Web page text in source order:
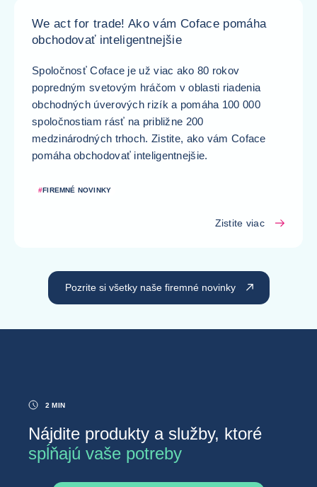
Pozrite si všetky naše firemné novinky
We act for trade! Ako vám Coface pomáha
obchodovať inteligentnejšie
Spoločnosť Coface je už viac ako 80 rokov
popredným svetovým hráčom v oblasti riadenia
obchodných úverových rizík a pomáha 100 000
spoločnostiam rásť na približne 200
medzinárodných trhoch. Zistite, ako vám Coface
pomáha obchodovať inteligentnejšie.
#FIREMNÉ NOVINKY
Zistite viac
Nájdite produkty a služby, ktoré
spĺňajú vaše potreby
2 MIN